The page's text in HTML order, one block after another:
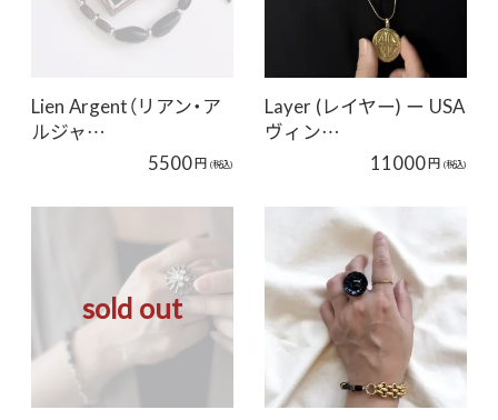
Lien Argent（リアン・ア
ルジャ…
5500円 (税込)
Layer (レイヤー) ー USA
ヴィン…
11000円 (税込)
sold out